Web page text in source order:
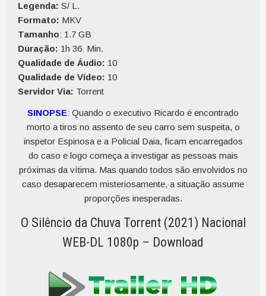
Legenda: S/ L.
Formato: MKV
Tamanho: 1.7 GB
Duração: 1h 36 Min.
Qualidade de Áudio: 10
Qualidade de Vídeo: 10
Servidor Via: Torrent
SINOPSE: Quando o executivo Ricardo é encontrado
morto a tiros no assento de seu carro sem suspeita, o
inspetor Espinosa e a Policial Daia, ficam encarregados
do caso e logo começa a investigar as pessoas mais
próximas da vítima. Mas quando todos são envolvidos no
caso desaparecem misteriosamente, a situação assume
proporções inesperadas.
O Silêncio da Chuva Torrent (2021) Nacional
WEB-DL 1080p – Download